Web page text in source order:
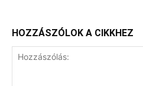
HOZZÁSZÓLOK A CIKKHEZ